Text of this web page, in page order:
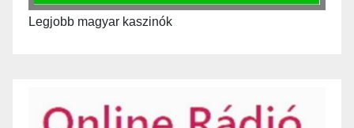
Legjobb magyar kaszinók